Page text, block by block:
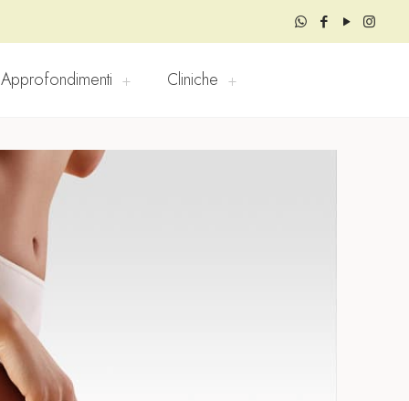
Approfondimenti Cliniche